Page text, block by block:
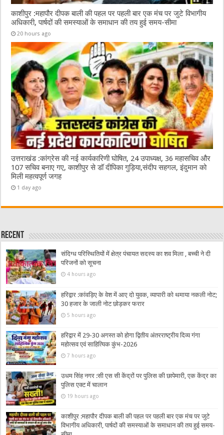
काशीपुर :महापौर दीपक बाली की पहल पर पहली बार एक मंच पर जुटे विभागीय
अधिकारी, पार्षदों की समस्याओं के समाधान की तय हुई समय-सीमा
20 hours ago
उत्तराखंड :कांग्रेस की नई कार्यकारिणी घोषित, 24 उपाध्यक्ष, 36 महासचिव और
107 सचिव बनाए गए, काशीपुर से डॉ दीपिका गुड़िया,संदीप सहगल, इंदुमान को
मिली महत्वपूर्ण जगह
1 day ago
Recent
संदिग्ध परिस्थितियों में क्षेत्र पंचायत सदस्य का शव मिला , बच्ची ने दी
परिजनों को सूचना
4 hours ago
हरिद्वार :कांवड़िए के वेश में आए दो युवक, व्यापारी को थमाया नकली नोट;
30 हजार के जाली नोट छोड़कर फरार
5 hours ago
हरिद्वार में 29-30 अगस्त को होगा द्वितीय अंतरराष्ट्रीय दिव्य गंगा
महोत्सव एवं साहित्यिक कुंभ-2026
7 hours ago
उधम सिंह नगर :सी एस सी केंद्रों पर पुलिस की छापेमारी, एक केंद्र का
पुलिस एक्ट में चालान
19 hours ago
काशीपुर :महापौर दीपक बाली की पहल पर पहली बार एक मंच पर जुटे
विभागीय अधिकारी, पार्षदों की समस्याओं के समाधान की तय हुई समय-